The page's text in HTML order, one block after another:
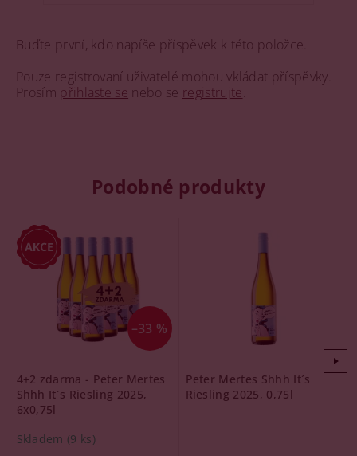
Buďte první, kdo napíše příspěvek k této položce.
Pouze registrovaní uživatelé mohou vkládat příspěvky.
Prosím přihlaste se nebo se registrujte
Podobné produkty
–33 %
4+2 zdarma - Peter Mertes
Shhh It´s Riesling 2025,
6x0,75l
Skladem (9 ks)
Peter Mertes Shhh It´s
Riesling 2025, 0,75l